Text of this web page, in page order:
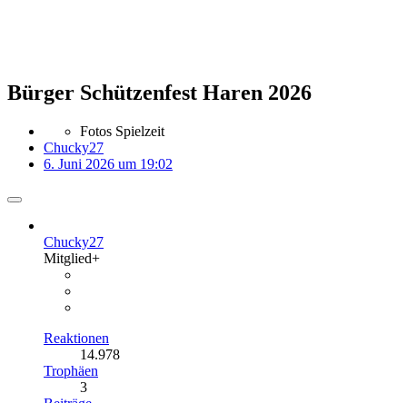
Bürger Schützenfest Haren 2026
Fotos Spielzeit
Chucky27
6. Juni 2026 um 19:02
Chucky27
Mitglied+
Reaktionen
14.978
Trophäen
3